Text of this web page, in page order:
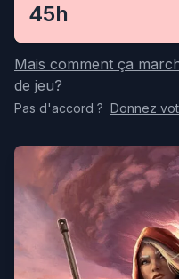
45h
Mais comment ça
de jeu?
Pas d'accord ? Donnez